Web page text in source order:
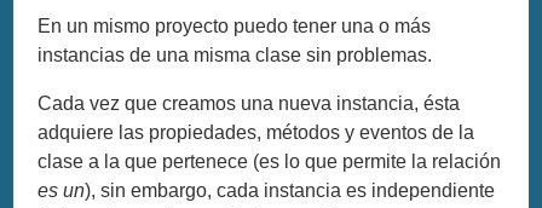
En un mismo proyecto puedo tener una o más
instancias de una misma clase sin problemas.
Cada vez que creamos una nueva instancia, ésta
adquiere las propiedades, métodos y eventos de la
clase a la que pertenece (es lo que permite la relación
es un), sin embargo, cada instancia es independiente